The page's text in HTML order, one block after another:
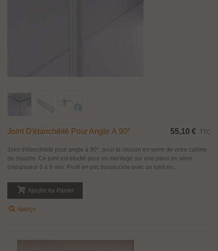
Joint D'étanchéité Pour Angle À 90° 55,10 € TTC
Joint d'étanchéité pour angle à 90°, pour la cloison en verre de votre cabine
de douche. Ce joint est étudié pour un montage sur une paroi en verre
d'épaisseur 6 à 8 mm. Profil en pvc translucide avec un joint en...
Ajouter Au Panier
Aperçu